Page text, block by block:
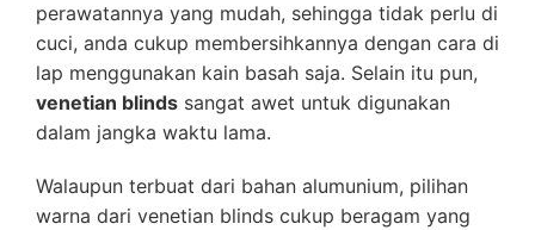
perawatannya yang mudah, sehingga tidak perlu di
cuci, anda cukup membersihkannya dengan cara di
lap menggunakan kain basah saja. Selain itu pun,
venetian blinds sangat awet untuk digunakan
dalam jangka waktu lama.
Walaupun terbuat dari bahan alumunium, pilihan
warna dari venetian blinds cukup beragam yang